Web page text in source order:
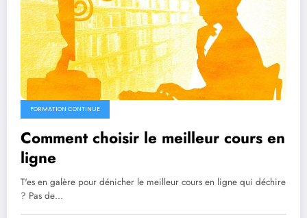
FORMATION CONTINUE
Comment choisir le meilleur cours en
ligne
T'es en galère pour dénicher le meilleur cours en ligne qui déchire
? Pas de…